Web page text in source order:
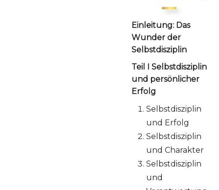
Einleitung: Das
Wunder der
Selbstdisziplin
Teil I Selbstdisziplin
und persönlicher
Erfolg
Selbstdisziplin
und Erfolg
Selbstdisziplin
und Charakter
Selbstdisziplin
und